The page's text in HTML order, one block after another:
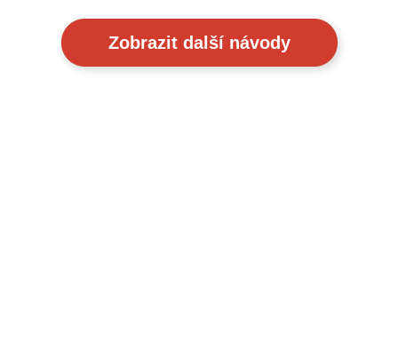
Zobrazit další návody